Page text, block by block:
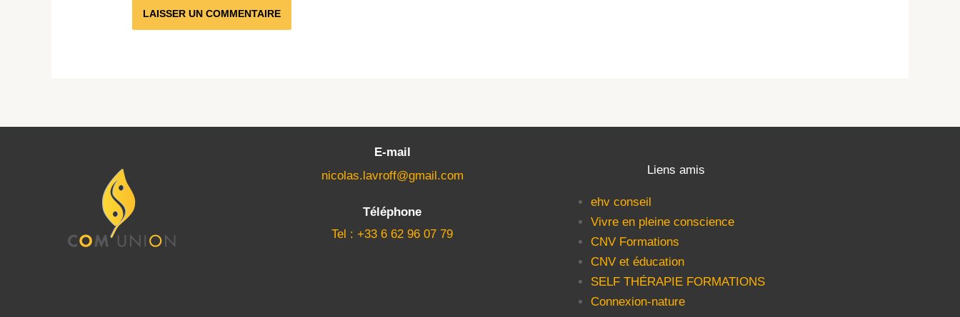
E-mail
nicolas.lavroff@gmail.com
Téléphone
Tel : +33 6 62 96 07 79
Liens amis
ehv conseil
Vivre en pleine conscience
CNV Formations
CNV et éducation
SELF THÉRAPIE FORMATIONS
Connexion-nature